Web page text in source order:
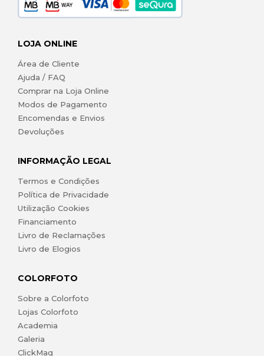
LOJA ONLINE
Área de Cliente
Ajuda / FAQ
Comprar na Loja Online
Modos de Pagamento
Encomendas e Envios
Devoluções
INFORMAÇÃO LEGAL
Termos e Condições
Política de Privacidade
Utilização Cookies
Financiamento
Livro de Reclamações
Livro de Elogios
COLORFOTO
Sobre a Colorfoto
Lojas Colorfoto
Academia
Galeria
ClickMag